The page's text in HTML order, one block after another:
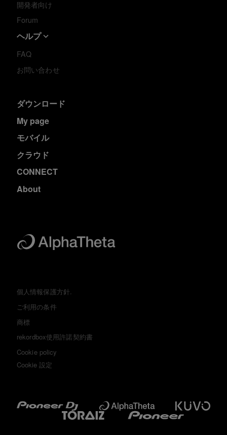
開発者向け
Forum
ヘルプ
FAQ
お問い合わせ
ダウンロード
My page
モバイル
クラウド
CONNECT
About
個人情報保護方針.
ご利用の条件
商標
rekordbox使用許諾契約書
Cookie policy
Cookie 設定